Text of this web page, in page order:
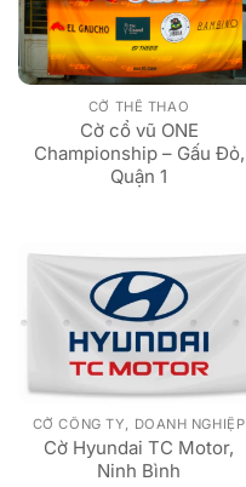
CỜ THỂ THAO
Cờ cổ vũ ONE
Championship – Gấu Đỏ,
Quận 1
CỜ CÔNG TY, DOANH NGHIỆP
Cờ Hyundai TC Motor,
Ninh Bình